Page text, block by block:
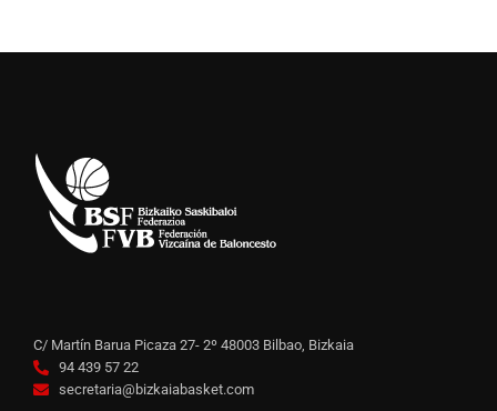
C/ Martín Barua Picaza 27- 2º 48003 Bilbao, Bizkaia
94 439 57 22
secretaria@bizkaiabasket.com